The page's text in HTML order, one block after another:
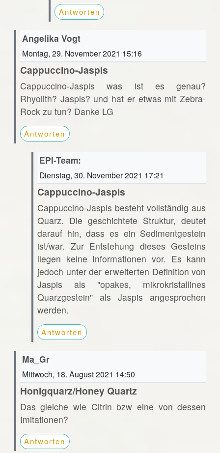
Antworten
Angelika Vogt
Montag, 29. November 2021 15:16
Cappuccino-Jaspis
Cappuccino-Jaspis was ist es genau?
Rhyolith? Jaspis? und hat er etwas mit Zebra-
Rock zu tun? Danke LG
Antworten
EPI-Team:
Dienstag, 30. November 2021 17:21
Cappuccino-Jaspis
Cappuccino-Jaspis besteht vollständig aus
Quarz. Die geschichtete Struktur, deutet
darauf hin, dass es ein Sedimentgestein
ist/war. Zur Entstehung dieses Gesteins
liegen keine Informationen vor. Es kann
jedoch unter der erweiterten Definition von
Jaspis als "opakes, mikrokristallines
Quarzgestein" als Jaspis angesprochen
werden.
Antworten
Ma_Gr
Mittwoch, 18. August 2021 14:50
Honigquarz/Honey Quartz
Das gleiche wie Citrin bzw eine von dessen
Imitationen?
Antworten